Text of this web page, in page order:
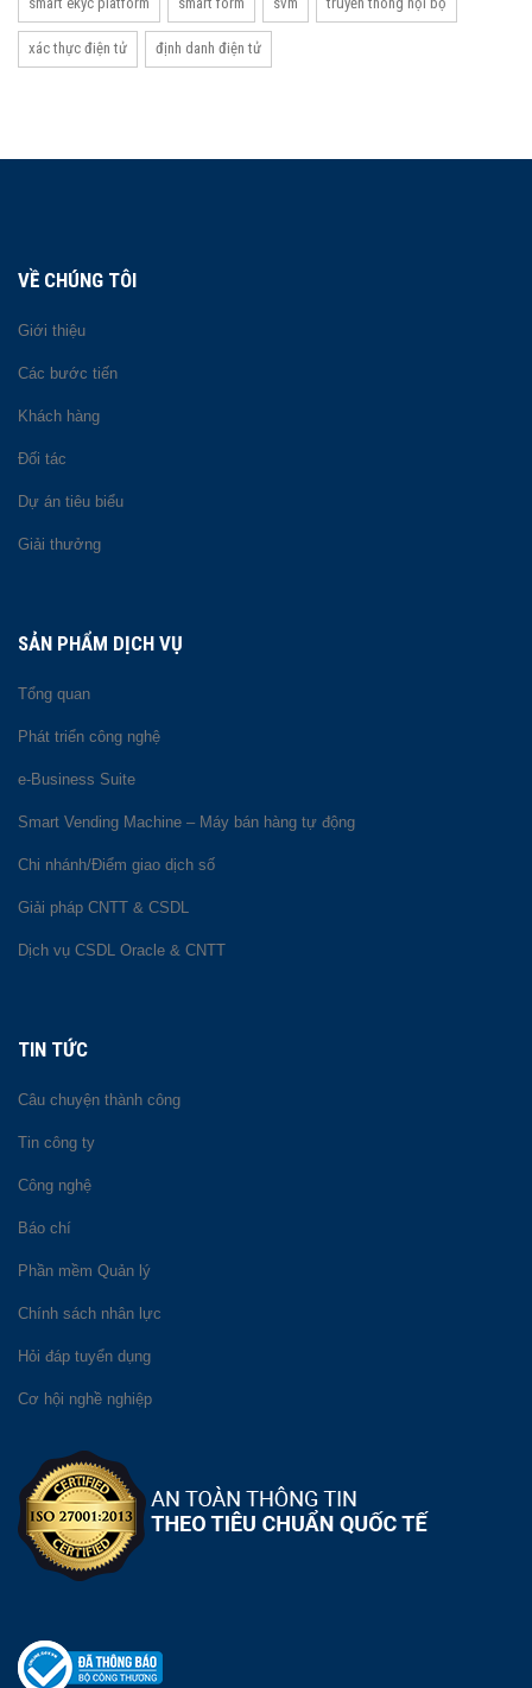
xác thực điện tử định danh điện tử
VỀ CHÚNG TÔI
Giới thiệu
Các bước tiến
Khách hàng
Đối tác
Dự án tiêu biểu
Giải thưởng
SẢN PHẨM DỊCH VỤ
Tổng quan
Phát triển công nghệ
e-Business Suite
Smart Vending Machine – Máy bán hàng tự động
Chi nhánh/Điểm giao dịch số
Giải pháp CNTT & CSDL
Dịch vụ CSDL Oracle & CNTT
TIN TỨC
Câu chuyện thành công
Tin công ty
Công nghệ
Báo chí
Phần mềm Quản lý
Chính sách nhân lực
Hỏi đáp tuyển dụng
Cơ hội nghề nghiệp